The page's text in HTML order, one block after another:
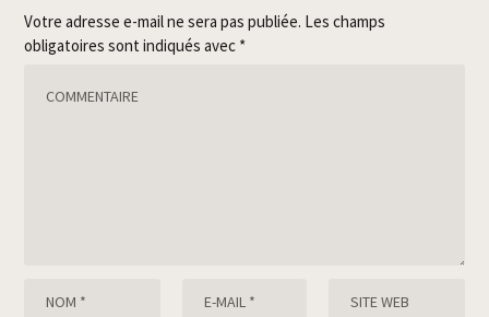
Votre adresse e-mail ne sera pas publiée. Les champs
obligatoires sont indiqués avec *